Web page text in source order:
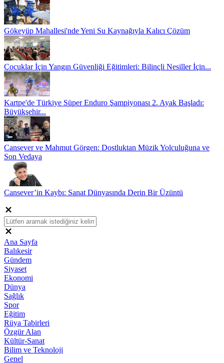
Gökeyüp Mahallesi'nde Yeni Su Kaynağıyla Kalıcı Çözüm
Çocuklar İçin Yangın Güvenliği Eğitimleri: Bilinçli Nesiller İçin...
Kartpe'de Türkiye Süper Enduro Şampiyonası 2. Ayak Başladı:
Büyükşehir...
Cansever ve Mahmut Görgen: Dostluktan Müzik Yolculuğuna ve
Son Vedaya
Cansever’in Kaybı: Sanat Dünyasında Derin Bir Üzüntü
Ana Sayfa
Balıkesir
Gündem
Siyaset
Ekonomi
Dünya
Sağlık
Spor
Eğitim
Rüya Tabirleri
Özgür Alan
Kültür-Sanat
Bilim ve Teknoloji
Genel